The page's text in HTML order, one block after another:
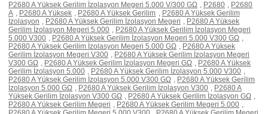
P2680 A Yüksek Gerilim İzolasyon Megeri 5.000 V/300 GΩ , P2680 , P2680
A , P2680 A Yüksek , P2680 A Yüksek Gerilim , P2680 A Yüksek Gerilim
İzolasyon , P2680 A Yüksek Gerilim İzolasyon Megeri , P2680 A Yüksek
Gerilim İzolasyon Megeri 5.000 , P2680 A Yüksek Gerilim İzolasyon Megeri
5.000 V300 , P2680 A Yüksek Gerilim İzolasyon Megeri 5.000 V300 GΩ ,
P2680 A Yüksek Gerilim İzolasyon Megeri 5.000 GΩ , P2680 A Yüksek
Gerilim İzolasyon Megeri V300 , P2680 A Yüksek Gerilim İzolasyon Megeri
V300 GΩ , P2680 A Yüksek Gerilim İzolasyon Megeri GΩ , P2680 A Yüksek
Gerilim İzolasyon 5.000 , P2680 A Yüksek Gerilim İzolasyon 5.000 V300 ,
P2680 A Yüksek Gerilim İzolasyon 5.000 V300 GΩ , P2680 A Yüksek Gerilim
İzolasyon 5.000 GΩ , P2680 A Yüksek Gerilim İzolasyon V300 , P2680 A
Yüksek Gerilim İzolasyon V300 GΩ , P2680 A Yüksek Gerilim İzolasyon GΩ ,
P2680 A Yüksek Gerilim Megeri , P2680 A Yüksek Gerilim Megeri 5.000 ,